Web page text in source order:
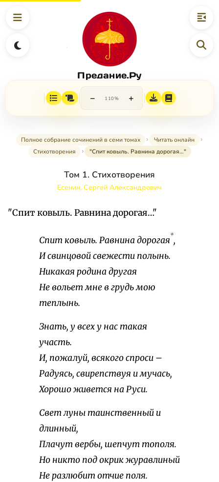
Предание.Ру
− 110% +
Полное собрание сочинений в семи томах
Читать онлайн
Стихотворения
"Спит ковыль. Равнина дорогая…"
Том 1. Стихотворения
Есенин, Сергей Александрович
"Спит ковыль. Равнина дорогая…"
Спит ковыль. Равнина дорогая*,
И свинцовой свежести полынь.
Никакая родина другая
Не вольет мне в грудь мою
теплынь.
Знать, у всех у нас такая
участь.
И, пожалуй, всякого спроси –
Радуясь, свирепствуя и мучась,
Хорошо живется на Руси.
Свет луны таинственный и
длинный,
Плачут вербы, шепчут тополя.
Но никто под окрик журавлиный
Не разлюбит отчие поля.